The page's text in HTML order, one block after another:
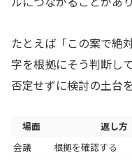
たとえば「この案で絶
字を根拠にそう判断し
否定せずに検討の土台
場面 返し方
会議
根拠を確認する